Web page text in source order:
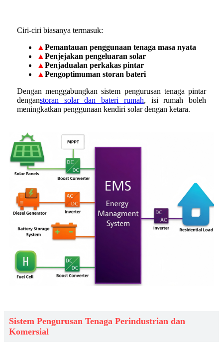
Ciri-ciri biasanya termasuk:
▲ Pemantauan penggunaan tenaga masa nyata
▲ Penjejakan pengeluaran solar
▲ Penjadualan perkakas pintar
▲ Pengoptimuman storan bateri
Dengan menggabungkan sistem pengurusan tenaga pintar
denganstoran solar dan bateri rumah, isi rumah boleh
meningkatkan penggunaan kendiri solar dengan ketara.
Sistem Pengurusan Tenaga Perindustrian dan
Komersial